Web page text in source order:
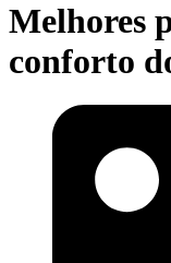
Melhores
conforto